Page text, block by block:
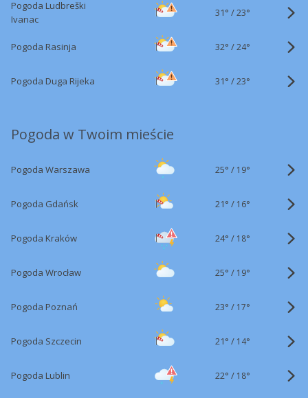
Pogoda Ludbreški
Ivanac
31° /23°
Pogoda Rasinja 32° /24°
Pogoda Duga Rijeka 31° /23°
Pogoda w Twoim mieście
Pogoda Warszawa 25° / 19°
Pogoda Gdańsk 21° / 16°
Pogoda Kraków 24° / 18°
Pogoda Wrocław 25° / 19°
Pogoda Poznań 23° / 17°
Pogoda Szczecin 21° / 14°
Pogoda Lublin 22° / 18°